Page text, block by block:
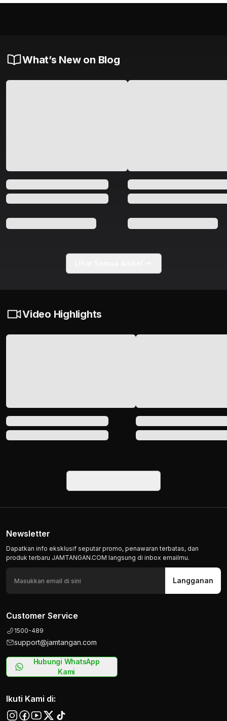
Newsletter
Dapatkan info eksklusif seputar promo, penawaran terbatas, dan
produk terbaru JAMTANGAN.COM langsung di inbox emailmu.
Langganan
Customer Service
1500-489
support@jamtangan.com
Hubungi WhatsApp
Kami
Ikuti Kami di:
What’s New on Blog
Video Highlights